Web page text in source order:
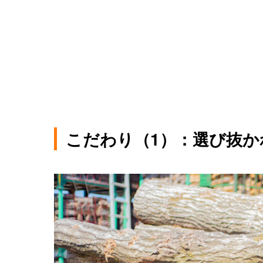
こだわり（1）：選び抜